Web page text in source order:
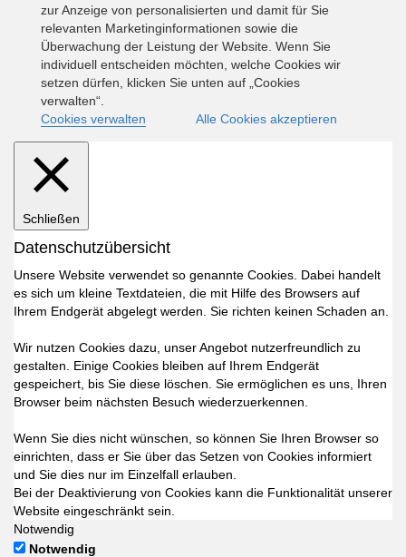
zur Anzeige von personalisierten und damit für Sie
relevanten Marketinginformationen sowie die
Überwachung der Leistung der Website. Wenn Sie
individuell entscheiden möchten, welche Cookies wir
setzen dürfen, klicken Sie unten auf „Cookies
verwalten“.
Cookies verwalten
Alle Cookies akzeptieren
Schließen
Datenschutzübersicht
Unsere Website verwendet so genannte Cookies. Dabei handelt
es sich um kleine Textdateien, die mit Hilfe des Browsers auf
Ihrem Endgerät abgelegt werden. Sie richten keinen Schaden an.
Wir nutzen Cookies dazu, unser Angebot nutzerfreundlich zu
gestalten. Einige Cookies bleiben auf Ihrem Endgerät
gespeichert, bis Sie diese löschen. Sie ermöglichen es uns, Ihren
Browser beim nächsten Besuch wiederzuerkennen.
Wenn Sie dies nicht wünschen, so können Sie Ihren Browser so
einrichten, dass er Sie über das Setzen von Cookies informiert
und Sie dies nur im Einzelfall erlauben.
Bei der Deaktivierung von Cookies kann die Funktionalität unserer
Website eingeschränkt sein.
Notwendig
Notwendig